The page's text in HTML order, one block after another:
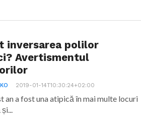
inversarea polilor
Avertismentul
2019-01-14T10:30:24+02:00
an a fost una atipică în mai multe locuri